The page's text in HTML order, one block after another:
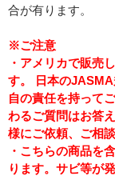
合が有ります。
※ご注意
・アメリカで販売
す。 日本の
自の責任を持って
わるご質問はお答
様にご依頼、ご相談
・こちらの商品を
ります。サビ等が